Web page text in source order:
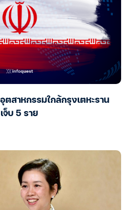
ตสาหกรรมใกล้กรุงเตหะราน
จ็บ 5 ราย